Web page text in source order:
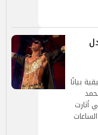
بيانًا
أثارت